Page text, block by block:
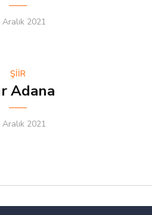
Aralık 2021
ŞİİR
Adana
Aralık 2021